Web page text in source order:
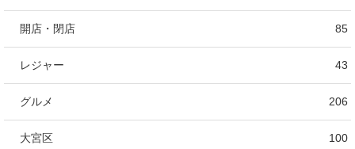
開店・閉店 85
レジャー 43
グルメ 206
大宮区 100